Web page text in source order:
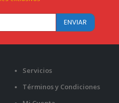
Servicios
Términos y Condiciones